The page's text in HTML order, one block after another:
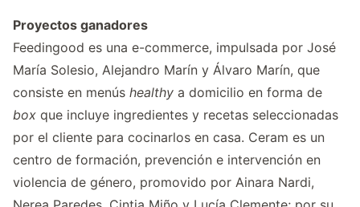
Proyectos ganadores
Feedingood es una e-commerce, impulsada por José
María Solesio, Alejandro Marín y Álvaro Marín, que
consiste en menús healthy a domicilio en forma de
box que incluye ingredientes y recetas seleccionadas
por el cliente para cocinarlos en casa. Ceram es un
centro de formación, prevención e intervención en
violencia de género, promovido por Ainara Nardi,